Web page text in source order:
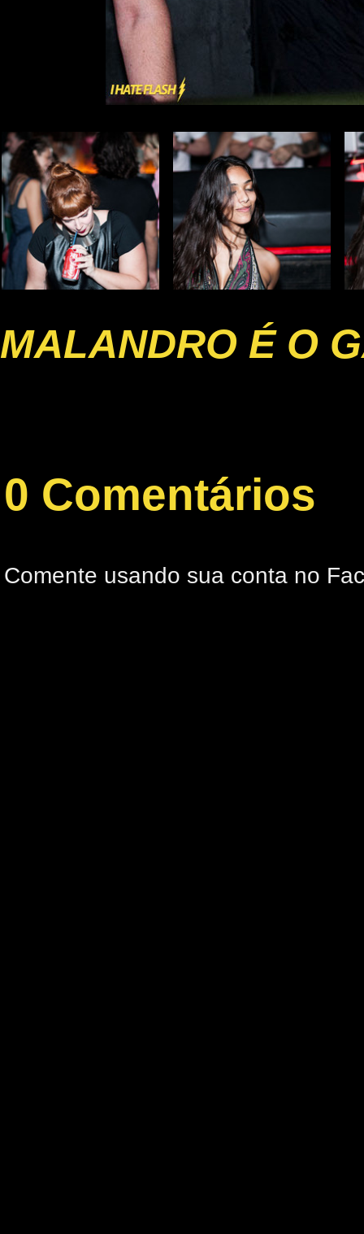
MALANDRO É O
0 Comentários
Comente usando sua conta no